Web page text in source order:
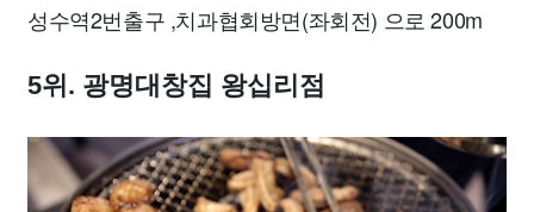
성수역2번출구 ,치과협회방면(좌회전) 으로 200m
5위. 광명대창집 왕십리점